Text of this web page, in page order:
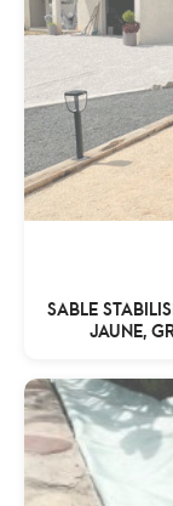
SABLE
JAUNE,